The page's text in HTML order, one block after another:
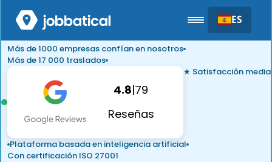
ES
Más de 1000 empresas confían en nosotros
Más de 17 000 traslados
4.8|79
Reseñas
★ Satisfacción media
Plataforma basada en inteligencia artificial
Con certificación ISO 27001